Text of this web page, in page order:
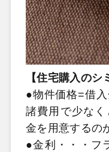
【住宅購入の
●物件価格=借入
諸費用で少な
金を用意するの
●金利・・・フ